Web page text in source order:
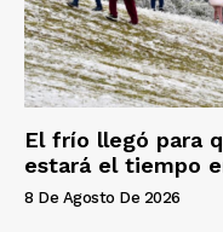
El frío llegó para
estará el tiempo
8 De Agosto De 2026